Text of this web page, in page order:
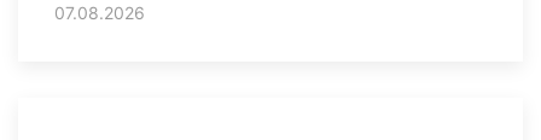
07.08.2026